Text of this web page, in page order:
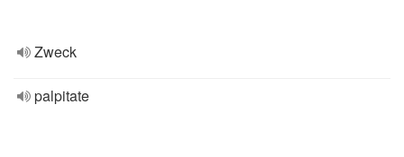
Zweck
palpitate